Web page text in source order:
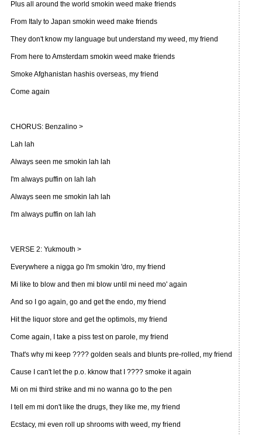
Plus all around the world smokin weed make friends
From Italy to Japan smokin weed make friends
They don't know my language but understand my weed, my friend
From here to Amsterdam smokin weed make friends
Smoke Afghanistan hashis overseas, my friend
Come again
CHORUS: Benzalino >
Lah lah
Always seen me smokin lah lah
I'm always puffin on lah lah
Always seen me smokin lah lah
I'm always puffin on lah lah
VERSE 2: Yukmouth >
Everywhere a nigga go I'm smokin 'dro, my friend
Mi like to blow and then mi blow until mi need mo' again
And so I go again, go and get the endo, my friend
Hit the liquor store and get the optimols, my friend
Come again, I take a piss test on parole, my friend
That's why mi keep ???? golden seals and blunts pre-rolled, my friend
Cause I can't let the p.o. kknow that I ???? smoke it again
Mi on mi third strike and mi no wanna go to the pen
I tell em mi don't like the drugs, they like me, my friend
Ecstacy, mi even roll up shrooms with weed, my friend